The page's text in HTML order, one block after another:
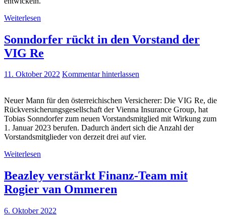
Weiterlesen
Sonndorfer rückt in den Vorstand der
VIG Re
11. Oktober 2022 Kommentar hinterlassen
Neuer Mann für den österreichischen Versicherer: Die VIG Re, die
Rückversicherungsgesellschaft der Vienna Insurance Group, hat
Tobias Sonndorfer zum neuen Vorstandsmitglied mit Wirkung zum
1. Januar 2023 berufen. Dadurch ändert sich die Anzahl der
Vorstandsmitglieder von derzeit drei auf vier.
Weiterlesen
Beazley verstärkt Finanz-Team mit
Rogier van Ommeren
6. Oktober 2022